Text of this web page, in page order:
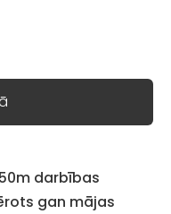
darbības
gan mājas